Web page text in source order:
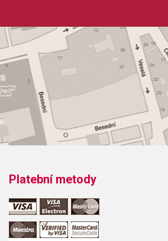
Platební metody